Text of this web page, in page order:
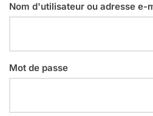
Nom d'utilisateur ou adresse e-
Mot de passe